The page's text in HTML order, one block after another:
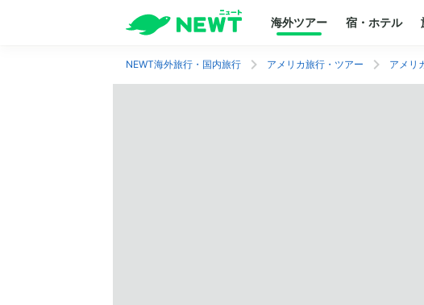
海外ツアー 宿・ホテル
NEWT海外旅行・国内旅行 アメリカ旅行・ツアー アメリ